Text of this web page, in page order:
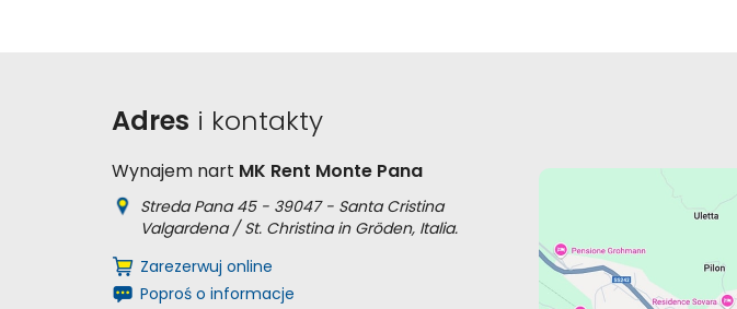
Adres i kontakty
Wynajem nart MK Rent Monte Pana
Streda Pana 45 - 39047 - Santa Cristina
Valgardena / St. Christina in Gröden, Italia.
Zarezerwuj online
Poproś o informacje